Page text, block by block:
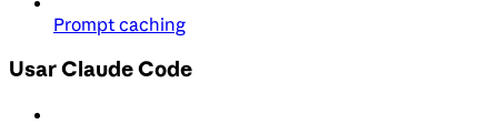
Prompt caching
Usar Claude Code